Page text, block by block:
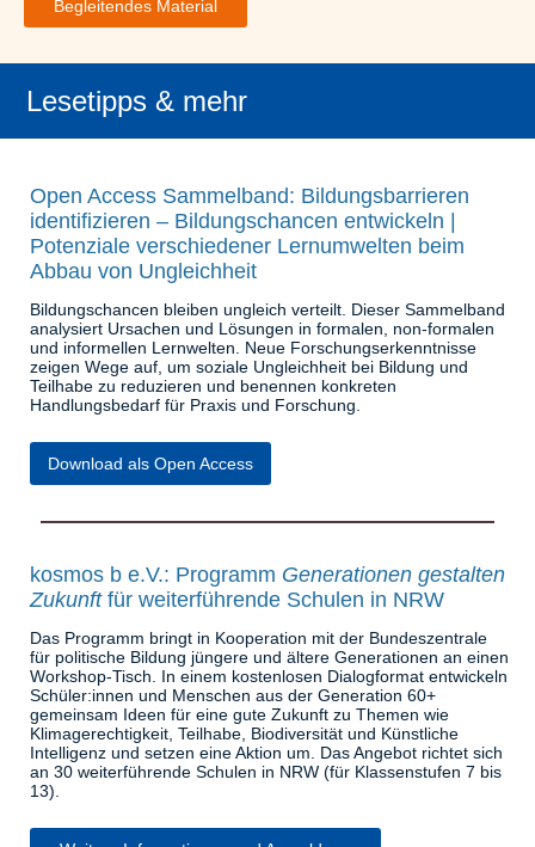
Begleitendes Material
Lesetipps & mehr
Open Access Sammelband: Bildungsbarrieren
identifizieren – Bildungschancen entwickeln |
Potenziale verschiedener Lernumwelten beim
Abbau von Ungleichheit
Bildungschancen bleiben ungleich verteilt. Dieser Sammelband
analysiert Ursachen und Lösungen in formalen, non-formalen
und informellen Lernwelten. Neue Forschungserkenntnisse
zeigen Wege auf, um soziale Ungleichheit bei Bildung und
Teilhabe zu reduzieren und benennen konkreten
Handlungsbedarf für Praxis und Forschung.
Download als Open Access
kosmos b e.V.: Programm Generationen gestalten
Zukunftfür weiterführende Schulen in NRW
Das Programm bringt in Kooperation mit der Bundeszentrale
für politische Bildung jüngere und ältere Generationen an einen
Workshop-Tisch. In einem kostenlosen Dialogformat entwickeln
Schüler:innen und Menschen aus der Generation 60+
gemeinsam Ideen für eine gute Zukunft zu Themen wie
Klimagerechtigkeit, Teilhabe, Biodiversität und Künstliche
Intelligenz und setzen eine Aktion um. Das Angebot richtet sich
an 30 weiterführende Schulen in NRW (für Klassenstufen 7 bis
13).